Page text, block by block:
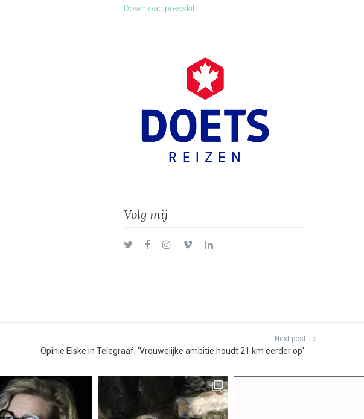
Download presskit
Volg mij
TwitterFacebookInstagram
VimeoLinkedIn
Next post
Opinie Elske in Telegraaf; 'Vrouwelijke ambitie houdt 21 km eerder op'.